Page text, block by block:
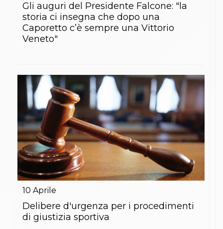
Gli auguri del Presidente Falcone: "la
storia ci insegna che dopo una
Caporetto c’è sempre una Vittorio
Veneto"
10 Aprile
Delibere d'urgenza per i procedimenti
di giustizia sportiva